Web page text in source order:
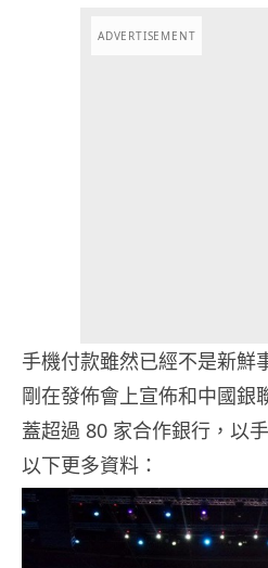
ADVERTISEMENT
手機付款雖然已經不是新鮮
剛在發佈會上宣佈和中國銀
蓋超過 80 家合作銀行，以
以下更多資料：